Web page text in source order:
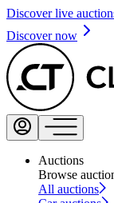
Discover live
Discover now
Auctions
Browse
All auctions